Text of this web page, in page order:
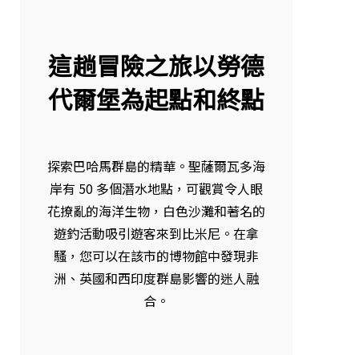
這趟冒險之旅以勞德
代爾堡為起點和終點
探索巴哈馬群島的精華。聖薩爾瓦多海
岸有 50 多個潛水地點，可觀賞令人眼
花撩亂的海洋生物，白色沙灘和著名的
遊釣活動吸引遊客來到比米尼。在拿
騷，您可以在該市的博物館中發現非
洲、英國和西印度群島影響的迷人融
合。